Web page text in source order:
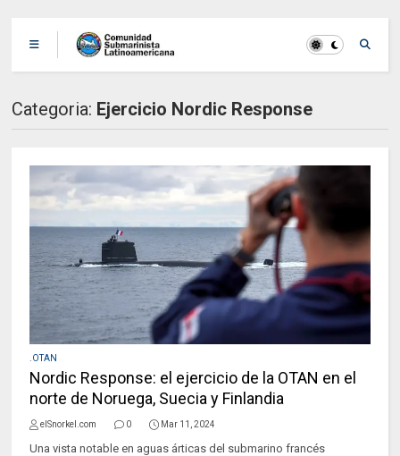
Categoria: Ejercicio Nordic Response
.OTAN
Nordic Response: el ejercicio de la OTAN en el
norte de Noruega, Suecia y Finlandia
elSnorkel.com 0 Mar 11, 2024
Una vista notable en aguas árticas del submarino francés